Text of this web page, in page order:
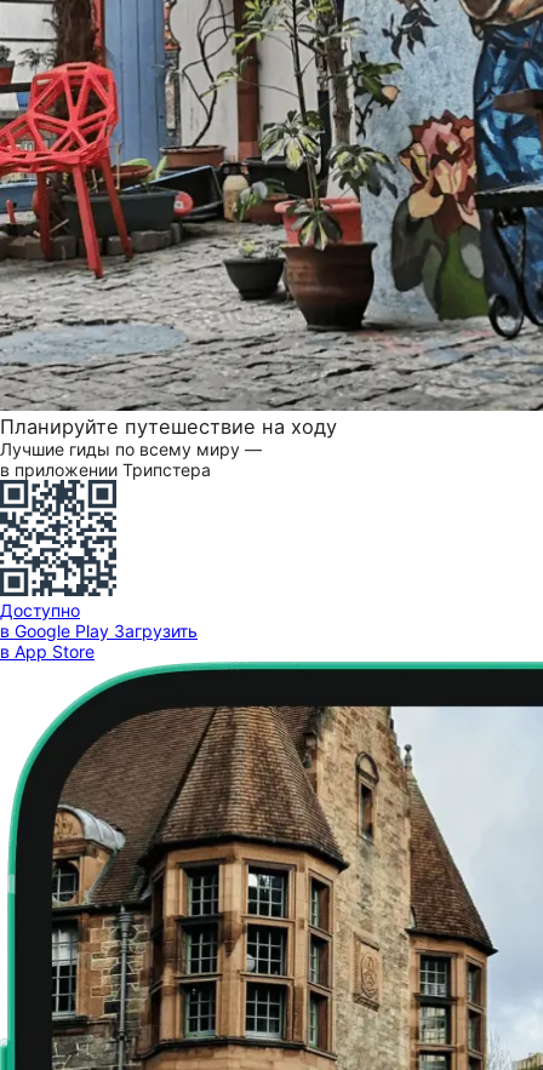
Планируйте путешествие на ходу
Лучшие гиды по всему миру —
в приложении Трипстера
Доступно
в Google Play Загрузить
в App Store